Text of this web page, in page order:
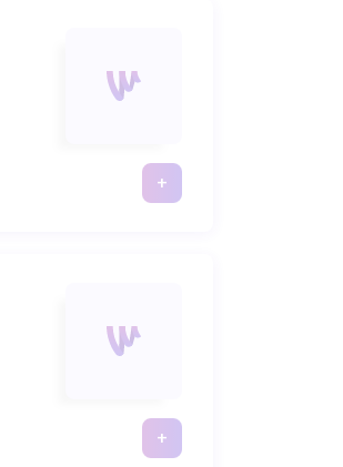
+
+